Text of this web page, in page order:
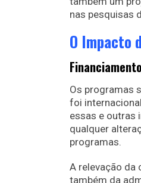
nas pesquisas
O Impacto
Os programas
foi
essas e outras
qualquer
programas.
A relevação da
também da